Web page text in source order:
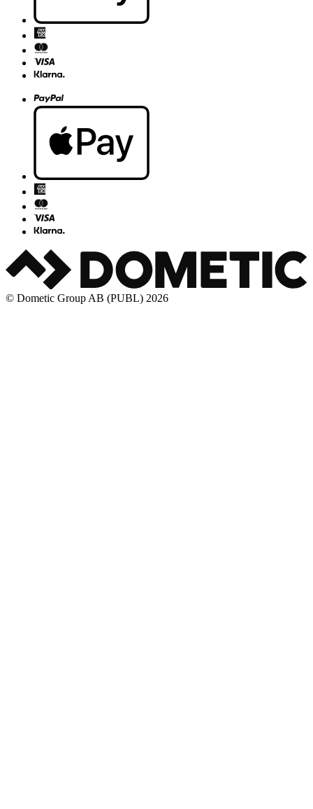
© Dometic Group AB (PUBL) 2026